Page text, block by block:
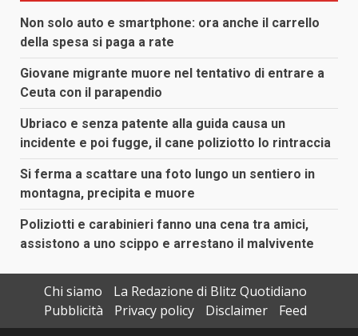
Non solo auto e smartphone: ora anche il carrello
della spesa si paga a rate
Giovane migrante muore nel tentativo di entrare a
Ceuta con il parapendio
Ubriaco e senza patente alla guida causa un
incidente e poi fugge, il cane poliziotto lo rintraccia
Si ferma a scattare una foto lungo un sentiero in
montagna, precipita e muore
Poliziotti e carabinieri fanno una cena tra amici,
assistono a uno scippo e arrestano il malvivente
Chi siamo
La Redazione di Blitz Quotidiano
Pubblicità
Privacy policy Disclaimer Feed